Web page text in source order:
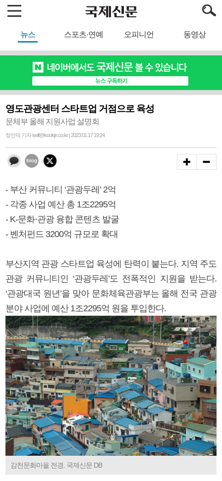
뉴스 스포츠·연예 오피니언 동영상
영도관광센터 스타트업 거점으로 육성
문체부 올해 지원사업 설명회
정인덕 기자 iself@kookje.co.kr | 2023.01.17 19:24
- 부산 커뮤니티 ‘관광두레’ 2억
- 각종 사업 예산 총 1조2295억
- K-문화·관광 융합 콘텐츠 발굴
- 벤처펀드 3200억 규모로 확대
부산지역 관광 스타트업 육성에 탄력이 붙는다. 지역 주도
관광 커뮤니티인 ‘관광두레’도 전폭적인 지원을 받는다.
‘관광대국 원년’을 맞아 문화체육관광부는 올해 전국 관광
분야 사업에 예산 1조2295억 원을 투입한다.
감천문화마을 전경. 국제신문 DB